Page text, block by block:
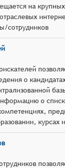
на
сотрудников
о
о
курсах